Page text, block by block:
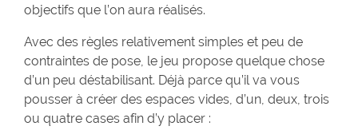
objectifs que l’on aura réalisés.
Avec des règles relativement simples et peu de
contraintes de pose, le jeu propose quelque chose
d’un peu déstabilisant. Déjà parce qu’il va vous
pousser à créer des espaces vides, d’un, deux, trois
ou quatre cases afin d’y placer :